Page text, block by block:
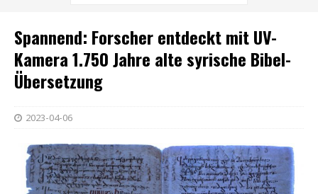
Spannend: Forscher entdeckt mit UV-
Kamera 1.750 Jahre alte syrische Bibel-
Übersetzung
2023-04-06